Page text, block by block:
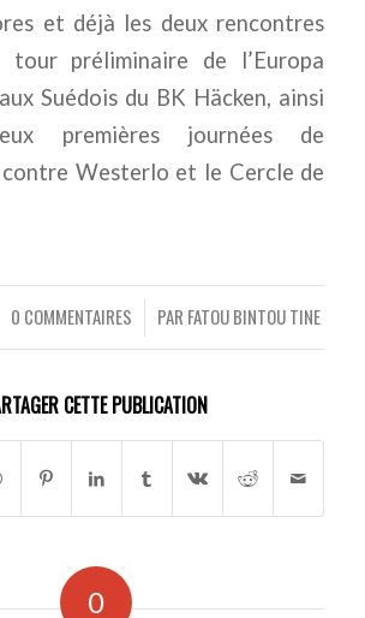
et déjà les deux rencontres
tour préliminaire de l’Europa
Suédois du BK Häcken, ainsi
premières journées de
Westerlo et le Cercle de
0 COMMENTAIRES
/ PAR FATOU BINTOU TINE
CETTE PUBLICATION
0